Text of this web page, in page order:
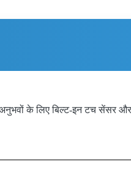
के लिए बिल्ट-इन टच सेंसर